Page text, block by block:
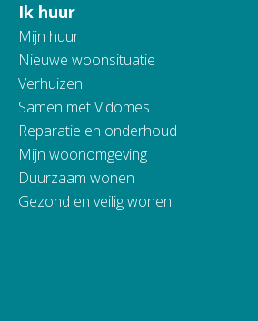
Contactinformatie
Ik huur
Mijn huur
Nieuwe woonsituatie
Verhuizen
Samen met Vidomes
Reparatie en onderhoud
Mijn woonomgeving
Duurzaam wonen
Gezond en veilig wonen